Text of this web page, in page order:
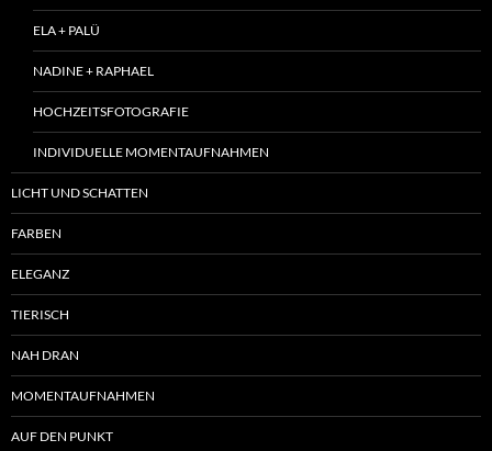
ELA + PALÜ
NADINE + RAPHAEL
HOCHZEITSFOTOGRAFIE
INDIVIDUELLE MOMENTAUFNAHMEN
LICHT UND SCHATTEN
FARBEN
ELEGANZ
TIERISCH
NAH DRAN
MOMENTAUFNAHMEN
AUF DEN PUNKT